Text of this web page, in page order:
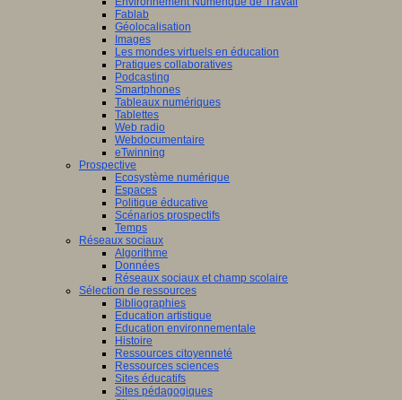
Fablab
Géolocalisation
Images
Les mondes virtuels en éducation
Pratiques collaboratives
Podcasting
Smartphones
Tableaux numériques
Tablettes
Web radio
Webdocumentaire
eTwinning
Prospective
Ecosystème numérique
Espaces
Politique éducative
Scénarios prospectifs
Temps
Réseaux sociaux
Algorithme
Données
Réseaux sociaux et champ scolaire
Sélection de ressources
Bibliographies
Education artistique
Education environnementale
Histoire
Ressources citoyenneté
Ressources sciences
Sites éducatifs
Sites pédagogiques